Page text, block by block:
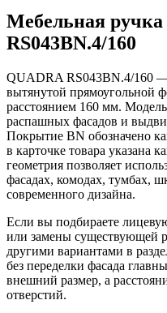
Мебельная
RS043BN.4/160
QUADRA RS043BN.4/160 —
вытянутой прямоугольной
расстоянием 160 мм.
распашных фасадов и
Покрытие BN обозначено
в карточке товара указана
геометрия позволяет
фасадах, комодах, тумбах,
современного дизайна.
Если вы подбираете
или замены существующей
другими вариантами в
без переделки фасада
внешний размер, а
отверстий.